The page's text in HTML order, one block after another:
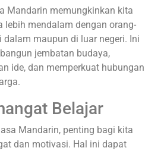
Mandarin memungkinkan kita
lebih mendalam dengan orang-
maupun di luar negeri. Ini
jembatan budaya,
ide, dan memperkuat hubungan
Belajar
Mandarin, penting bagi kita
dan motivasi. Hal ini dapat